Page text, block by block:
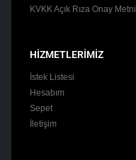
KVKK Açık Rıza Onay Metni
HİZMETLERİMİZ
İstek Listesi
Hesabım
Sepet
İletişim